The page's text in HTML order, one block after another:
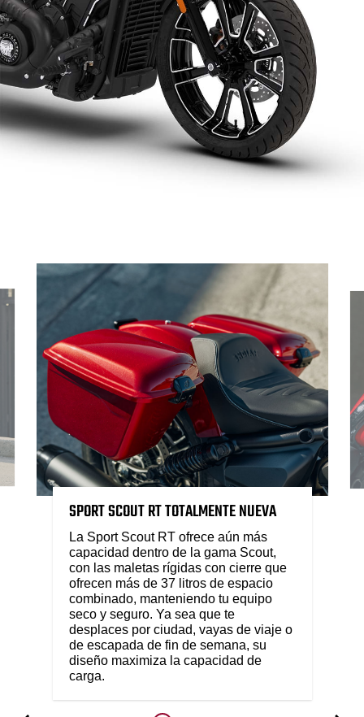
SPORT SCOUT RT TOTALMENTE NUEVA
La Sport Scout RT ofrece aún más
capacidad dentro de la gama Scout,
con las maletas rígidas con cierre que
ofrecen más de 37 litros de espacio
combinado, manteniendo tu equipo
seco y seguro. Ya sea que te
desplaces por ciudad, vayas de viaje o
de escapada de fin de semana, su
diseño maximiza la capacidad de
carga.